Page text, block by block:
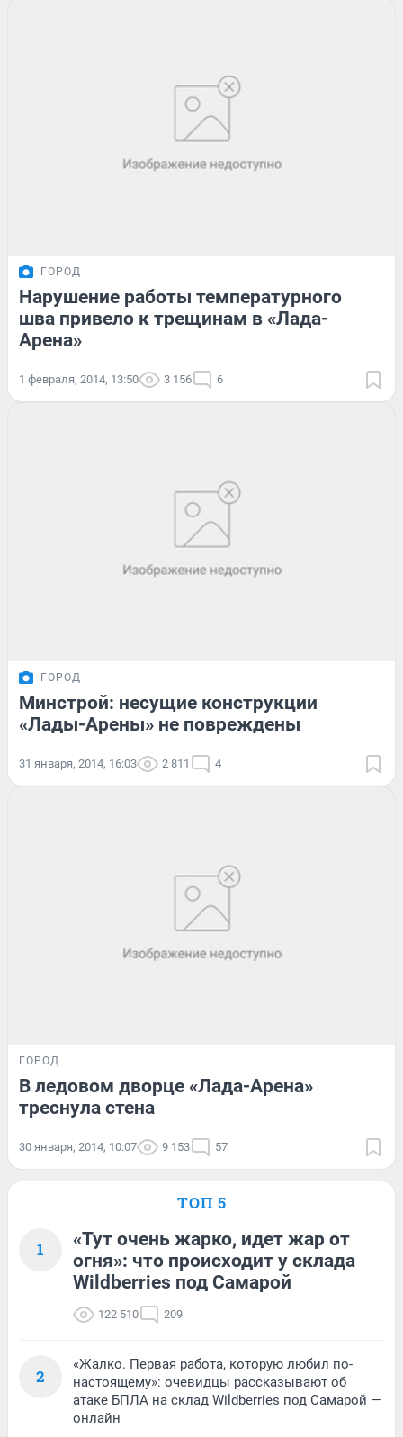
ГОРОД
Нарушение работы температурного
шва привело к трещинам в «Лада-
Арена»
1 февраля, 2014, 13:50 3 156 6
ГОРОД
Минстрой: несущие конструкции
«Лады-Арены» не повреждены
31 января, 2014, 16:03 2 811 4
ГОРОД
В ледовом дворце «Лада-Арена»
треснула стена
30 января, 2014, 10:07 9 153 57
ТОП 5
1
«Тут очень жарко, идет жар от
огня»: что происходит у склада
Wildberries под Самарой
122 510 209
2
«Жалко. Первая работа, которую любил по-
настоящему»: очевидцы рассказывают об
атаке БПЛА на склад Wildberries под Самарой —
онлайн